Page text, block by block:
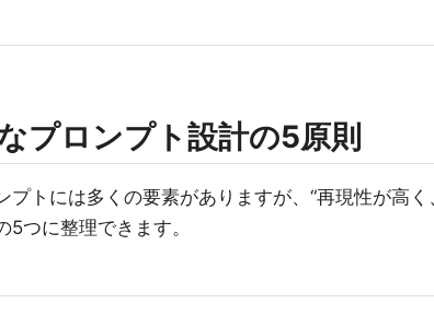
プロンプト設計の5原則
プトには多くの要素がありますが、“再現性が高く
5つに整理できます。